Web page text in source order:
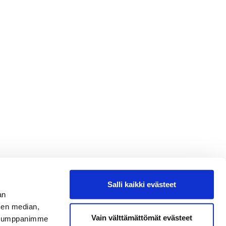
median,
Salli kaikki evästeet
Vain välttämättömät evästeet